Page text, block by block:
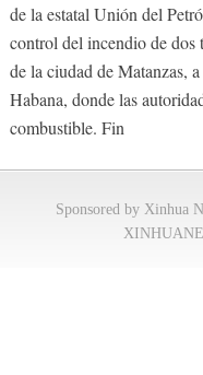
de la estatal Unión del
control del incendio de dos
de la ciudad de Matanzas,
Habana, donde las
combustible. Fin
Sponsored by Xinhua